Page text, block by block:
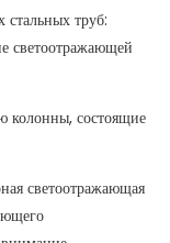
стальных труб:
светоотражающей
состоящие
светоотражающая